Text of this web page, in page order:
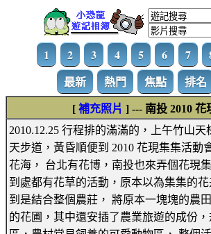
1 2 3 4 5 6 7
最新
熱門 焦點 排名
[ 補充照片 ] --- 南投 2010 花
2010.12.25 行程排的滿滿的，上午竹山
天步道，黃昏順便到 2010 花現集集活動
花海， 台北有花博，南投也來弄個花現
到處都有花草的活動，原本以為集集的
到是結合整個農莊， 將原本一塊塊的農
的花圃，其中還安插了農業旅遊的成份